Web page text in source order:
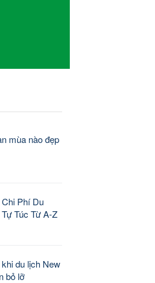
mùa nào đẹp
Phí Du
Túc Từ A-Z
du lịch New
bỏ lỡ